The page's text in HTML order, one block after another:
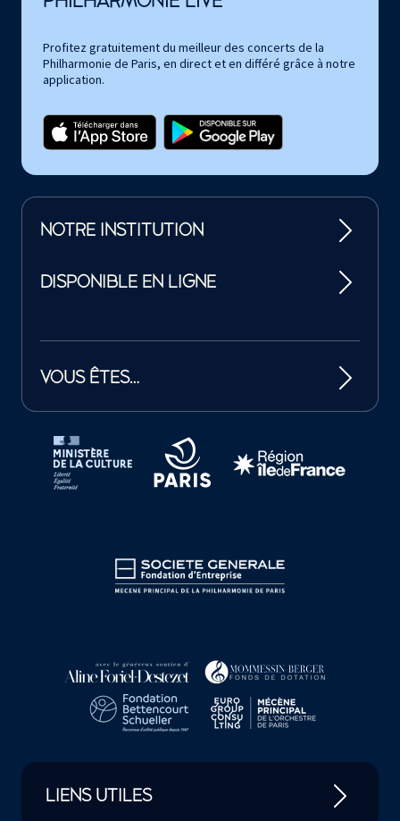
Profitez gratuitement du meilleur des concerts de la
Philharmonie de Paris, en direct et en différé grâce à notre
application.
NOTRE INSTITUTION
DISPONIBLE EN LIGNE
VOUS ÊTES…
Tutelles et mécènes de la Philharmonie de Paris
LIENS UTILES